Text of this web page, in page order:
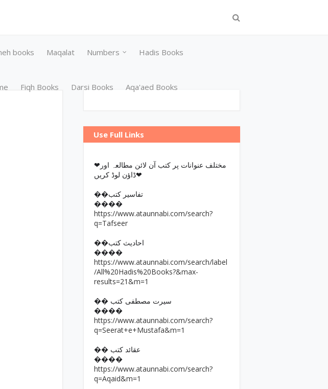
books Maqalat Numbers Hadis Books
Fiqh Books Darsi Books Aqa'aed Books
Use Full Links
❤مختلف عنوانات پر کتب آن لائن مطالعہ اور
ڈاؤن لوڈ کریں❤
��تفاسیر کتب
����
https://www.ataunnabi.com/search?
q=Tafseer
��احادیث کتب
����
https://www.ataunnabi.com/search/label
/All%20Hadis%20Books?&max-
results=21&m=1
�� سیرت مصطفی کتب
����
https://www.ataunnabi.com/search?
q=Seerat+e+Mustafa&m=1
�� عقائد کتب
����
https://www.ataunnabi.com/search?
q=Aqaid&m=1